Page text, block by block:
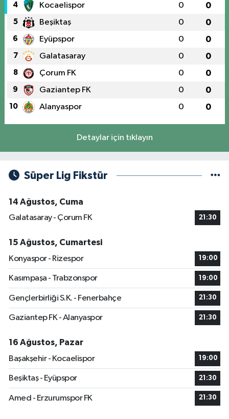
4 Kocaelispor 0 0
5 Beşiktaş 0 0
6 Eyüpspor 0 0
7 Galatasaray 0 0
8 Çorum FK 0 0
9 Gaziantep FK 0 0
10 Alanyaspor 0 0
Detaylar için tıklayın
Süper Lig Fikstür
14 Ağustos, Cuma
Galatasaray - Çorum FK
21:30
15 Ağustos, Cumartesi
Konyaspor - Rizespor
19:00
Kasımpaşa - Trabzonspor 19:00
Gençlerbirliği S.K. - Fenerbahçe 21:30
Gaziantep FK - Alanyaspor 21:30
16 Ağustos, Pazar
Başakşehir - Kocaelispor
19:00
Beşiktaş - Eyüpspor 21:30
Amed - Erzurumspor FK 21:30